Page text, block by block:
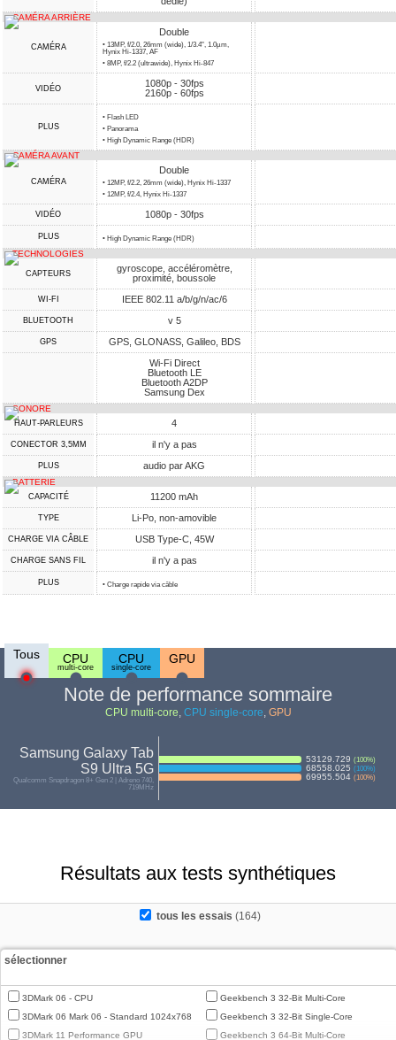
CAMÉRA ARRIÈRE
CAMÉRA
Double
• 13MP, f/2.0, 26mm (wide), 1/3.4", 1.0µm,
Hynix Hi-1337, AF
• 8MP, f/2.2 (ultrawide), Hynix Hi-847
VIDÉO
1080p - 30fps
2160p - 60fps
PLUS
• Flash LED
• Panorama
• High Dynamic Range (HDR)
CAMÉRA AVANT
CAMÉRA
Double
• 12MP, f/2.2, 26mm (wide), Hynix Hi-1337
• 12MP, f/2.4, Hynix Hi-1337
VIDÉO 1080p - 30fps
PLUS • High Dynamic Range (HDR)
TECHNOLOGIES
CAPTEURS
gyroscope, accéléromètre,
proximité, boussole
WI-FI IEEE 802.11 a/b/g/n/ac/6
BLUETOOTH v 5
GPS
GPS, GLONASS, Galileo, BDS
Wi-Fi Direct
Bluetooth LE
Bluetooth A2DP
Samsung Dex
SONORE
HAUT-PARLEURS 4
CONECTOR 3,5MM il n'y a pas
PLUS audio par AKG
BATTERIE
CAPACITÉ 11200 mAh
TYPE Li-Po, non-amovible
CHARGE VIA CÂBLE USB Type-C, 45W
CHARGE SANS FIL il n'y a pas
PLUS • Charge rapide via câble
Tous CPU
multi-core
CPU
single-core
GPU
Note de performance sommaire
CPU multi-core, CPU single-core, GPU
Samsung Galaxy Tab
S9 Ultra 5G
Qualcomm Snapdragon 8+ Gen 2 | Adreno 740,
719MHz
53129.729 (100%)
68558.025 (100%)
69955.504 (100%)
Résultats aux tests synthétiques
tous les essais (164)
sélectionner
3DMark 06 - CPU
3DMark 06 Mark 06 - Standard 1024x768
3DMark 11 Performance GPU
Geekbench 3 32-Bit Multi-Core
Geekbench 3 32-Bit Single-Core
Geekbench 3 64-Bit Multi-Core